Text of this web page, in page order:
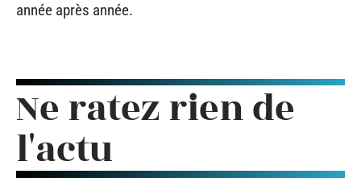
année après année.
Ne ratez rien de
l'actu